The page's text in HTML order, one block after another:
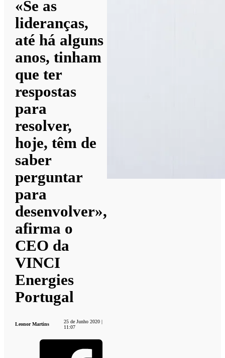
«Se as
lideranças,
até há alguns
anos, tinham
que ter
respostas
para
resolver,
hoje, têm de
saber
perguntar
para
desenvolver»,
afirma o
CEO da
VINCI
Energies
Portugal
Leonor Martins
25 de Junho 2020 |
11:07